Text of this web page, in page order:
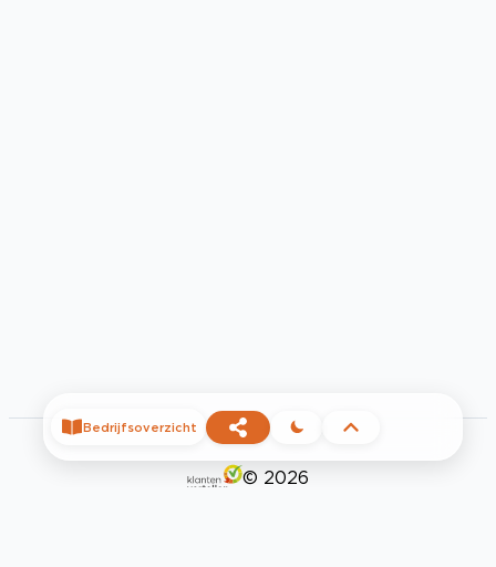
© 2026
Bedrijfsoverzicht